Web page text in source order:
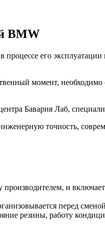
BMW
его
момент,
Бавария Лаб,
точность,
и
перед
резины, работу